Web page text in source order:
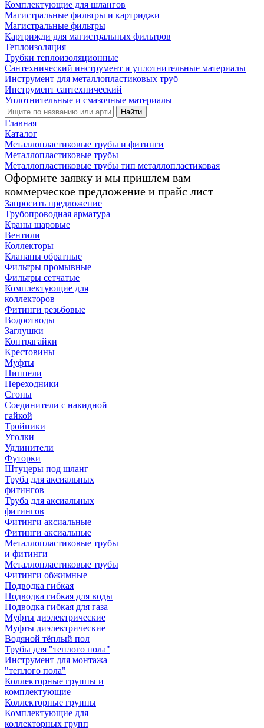
Комплектующие для шлангов
Магистральные фильтры и картриджи
Магистральные фильтры
Картрижди для магистральных фильтров
Теплоизоляция
Трубки теплоизоляционные
Сантехнический инструмент и уплотнительные материалы
Инструмент для металлопластиковых труб
Инструмент сантехнический
Уплотнительные и смазочные материалы
Найти
Главная
Каталог
Металлопластиковые трубы и фитинги
Металлопластиковые трубы
Металлопластиковые трубы тип металлопластиковая
Оформите заявку и мы пришлем вам
коммерческое предложение и прайс лист
Запросить предложение
Трубопроводная арматура
Краны шаровые
Вентили
Коллекторы
Клапаны обратные
Фильтры промывные
Фильтры сетчатые
Комплектующие для
коллекторов
Фитинги резьбовые
Водоотводы
Заглушки
Контрагайки
Крестовины
Муфты
Ниппели
Переходники
Сгоны
Соединители с накидной
гайкой
Тройники
Уголки
Удлинители
Футорки
Штуцеры под шланг
Труба для аксиальных
фитингов
Труба для аксиальных
фитингов
Фитинги аксиальные
Фитинги аксиальные
Металлопластиковые трубы
и фитинги
Металлопластиковые трубы
Фитинги обжимные
Подводка гибкая
Подводка гибкая для воды
Подводка гибкая для газа
Муфты диэлектрические
Муфты диэлектрические
Водяной тёплый пол
Трубы для "теплого пола"
Инструмент для монтажа
"теплого пола"
Коллекторные группы и
комплектующие
Коллекторные группы
Комплектующие для
коллекторных групп